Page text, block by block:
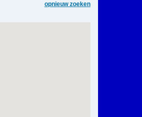
opnieuw zoeken